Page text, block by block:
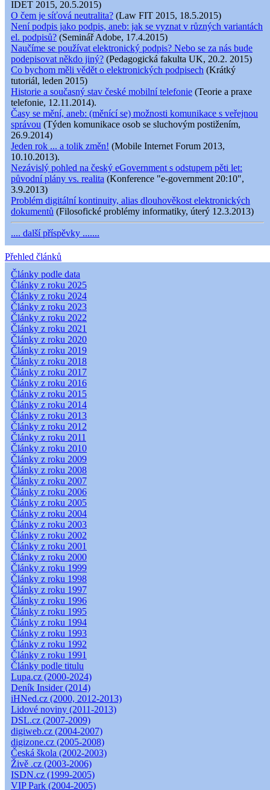
IDET 2015, 20.5.2015)
O čem je síťová neutralita? (Law FIT 2015, 18.5.2015)
Není podpis jako podpis, aneb: jak se vyznat v různých variantách
el. podpisů? (Seminář Adobe, 17.4.2015)
Naučíme se používat elektronický podpis? Nebo se za nás bude
podepisovat někdo jiný? (Pedagogická fakulta UK, 20.2. 2015)
Co bychom měli vědět o elektronických podpisech (Krátký
tutoriál, leden 2015)
Historie a současný stav české mobilní telefonie (Teorie a praxe
telefonie, 12.11.2014).
Časy se mění, aneb: (měnící se) možnosti komunikace s veřejnou
správou (Týden komunikace osob se sluchovým postižením,
26.9.2014)
Jeden rok ... a tolik změn! (Mobile Internet Forum 2013,
10.10.2013).
Nezávislý pohled na český eGovernment s odstupem pěti let:
původní plány vs. realita (Konference "e-government 20:10",
3.9.2013)
Problém digitální kontinuity, alias dlouhověkost elektronických
dokumentů (Filosofické problémy informatiky, úterý 12.3.2013)
.... další příspěvky .......
Přehled článků
Články podle data
Články z roku 2025
Články z roku 2024
Články z roku 2023
Články z roku 2022
Články z roku 2021
Články z roku 2020
Články z roku 2019
Články z roku 2018
Články z roku 2017
Články z roku 2016
Články z roku 2015
Články z roku 2014
Články z roku 2013
Články z roku 2012
Články z roku 2011
Články z roku 2010
Články z roku 2009
Články z roku 2008
Články z roku 2007
Články z roku 2006
Články z roku 2005
Články z roku 2004
Články z roku 2003
Články z roku 2002
Články z roku 2001
Články z roku 2000
Články z roku 1999
Články z roku 1998
Články z roku 1997
Články z roku 1996
Články z roku 1995
Články z roku 1994
Články z roku 1993
Články z roku 1992
Články z roku 1991
Články podle titulu
Lupa.cz (2000-2024)
Deník Insider (2014)
iHNed.cz (2000, 2012-2013)
Lidové noviny (2011-2013)
DSL.cz (2007-2009)
digiweb.cz (2004-2007)
digizone.cz (2005-2008)
Česká škola (2002-2003)
Živě .cz (2003-2006)
ISDN.cz (1999-2005)
VIP Park (2004-2005)